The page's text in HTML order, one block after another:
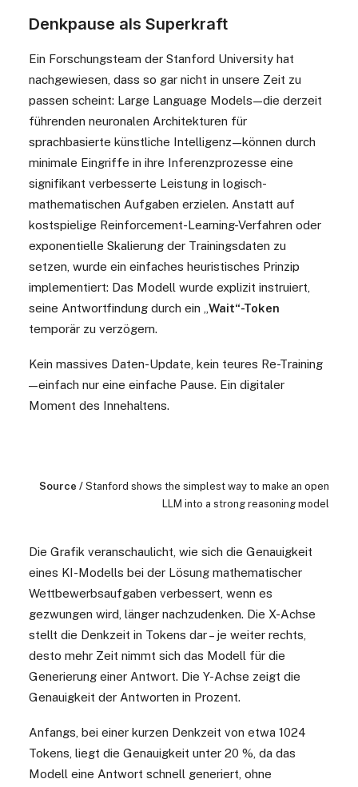
Denkpause als Superkraft
Ein Forschungsteam der Stanford University hat
nachgewiesen, dass so gar nicht in unsere Zeit zu
passen scheint: Large Language Models—die derzeit
führenden neuronalen Architekturen für
sprachbasierte künstliche Intelligenz—können durch
minimale Eingriffe in ihre Inferenzprozesse eine
signifikant verbesserte Leistung in logisch-
mathematischen Aufgaben erzielen. Anstatt auf
kostspielige Reinforcement-Learning-Verfahren oder
exponentielle Skalierung der Trainingsdaten zu
setzen, wurde ein einfaches heuristisches Prinzip
implementiert: Das Modell wurde explizit instruiert,
seine Antwortfindung durch ein „ Wait“-Token
temporär zu verzögern.
Kein massives Daten-Update, kein teures Re-Training
—einfach nur eine einfache Pause. Ein digitaler
Moment des Innehaltens.
Source / Stanford shows the simplest way to make an open
LLM into a strong reasoning model
Die Grafik veranschaulicht, wie sich die Genauigkeit
eines KI-Modells bei der Lösung mathematischer
Wettbewerbsaufgaben verbessert, wenn es
gezwungen wird, länger nachzudenken. Die X-Achse
stellt die Denkzeit in Tokens dar – je weiter rechts,
desto mehr Zeit nimmt sich das Modell für die
Generierung einer Antwort. Die Y-Achse zeigt die
Genauigkeit der Antworten in Prozent.
Anfangs, bei einer kurzen Denkzeit von etwa 1024
Tokens, liegt die Genauigkeit unter 20 %, da das
Modell eine Antwort schnell generiert, ohne